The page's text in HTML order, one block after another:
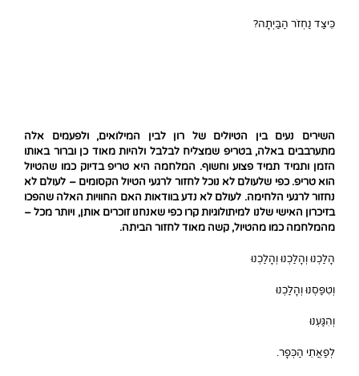
כֵּיצַד נַחְזֹר הַבַּיְתָה?
השירים נעים בין הטיולים של רון לבין המילואים, ולפעמים אלה
מתערבבים באלה, בטריפ שמצליח לבלבל ולהיות מאוד כן וברור באותו
הזמן ותמיד תמיד פצוע וחשוף. המלחמה היא טריפ בדיוק כמו שהטיול
הוא טריפ. כפי שלעולם לא נוכל לחזור לרגעי הטיול הקסומים – לעולם לא
נחזור לרגעי הלחימה. לעולם לא נדע בוודאות האם החוויות האלה שהפכו
בזיכרון האישי שלנו למיתולוגיות קרו כפי שאנחנו זוכרים אותן, ויותר מכל –
מהמלחמה כמו מהטיול, קשה מאוד לחזור הביתה.
הָלַכְנוּ וְהָלַכְנוּ וְהָלַכְנוּ
וְטִפַּסְנוּ וְהָלַכְנוּ
וְהִגַּעְנוּ
לְפַאֲתֵי הַכְּפָר.